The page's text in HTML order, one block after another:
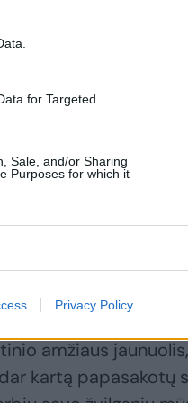
for Targeted
Sale, and/or Sharing
Purposes for which it
Privacy Policy
kaip toliau
jaunimui. Kasdien
matau, kad jiems
jo
nors ir suvokiant
apie tai
amžiaus
kartą papasakotų